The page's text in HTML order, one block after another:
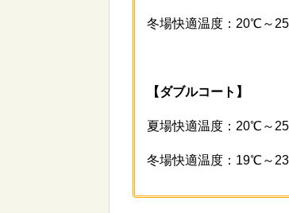
冬場快適温度：20℃～
【ダブルコート】
夏場快適温度：20℃～
冬場快適温度：19℃～